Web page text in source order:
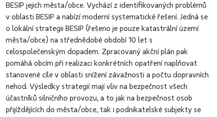
BESIP jejich města/obce. Vychází z identifikovaných problémů
v oblasti BESIP a nabízí moderní systematické řešení. Jedná se
o lokální strategii BESIP (řešeno je pouze katastrální území
města/obce) na střednědobé období 10 let s
celospolečenským dopadem. Zpracovaný akční plán pak
pomáhá obcím při realizaci konkrétních opatření naplňovat
stanovené cíle v oblasti snížení závažnosti a počtu dopravních
nehod. Výsledky strategií mají vliv na bezpečnost všech
účastníků silničního provozu, a to jak na bezpečnost osob
přijíždějících do města/obce, tak i podnikatelské subjekty se